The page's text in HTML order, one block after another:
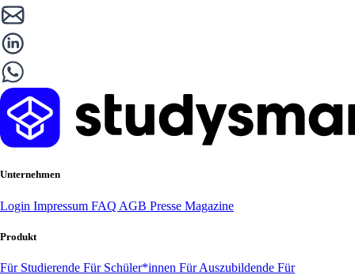
Unternehmen
Login Impressum FAQ AGB Presse Magazine
Produkt
Für Studierende Für Schüler*innen Für Auszubildende Für